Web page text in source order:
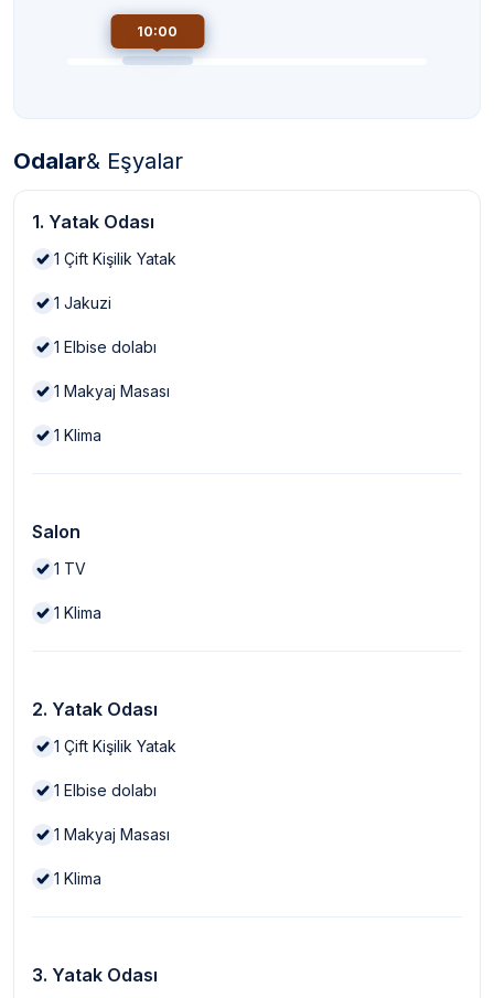
10:00
Odalar& Eşyalar
1. Yatak Odası
1 Çift Kişilik Yatak
1 Jakuzi
1 Elbise dolabı
1 Makyaj Masası
1 Klima
Salon
1 TV
1 Klima
2. Yatak Odası
1 Çift Kişilik Yatak
1 Elbise dolabı
1 Makyaj Masası
1 Klima
3. Yatak Odası